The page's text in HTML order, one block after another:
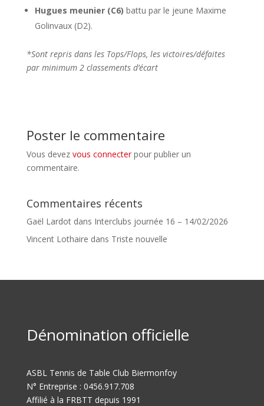
Hugues meunier (C6) battu par le jeune Maxime
Golinvaux (D2).
*Sont repris dans les Tops/Flops, les victoires/défaites
par minimum 2 classements d’écart
Poster le commentaire
Vous devez vous connecterpour publier un
commentaire.
Commentaires récents
Gaël Lardotdans Interclubs journée 16 – 14/02/2026
Vincent Lothaire dans Triste nouvelle
Dénomination officielle
ASBL Tennis de Table Club Biermonfoy
N° Entreprise : 0456.917.708
Affilié à la FRBTT depuis 1991